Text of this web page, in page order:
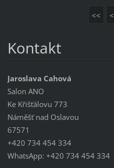
<< <
Kontakt
Jaroslava Cahová
Salon ANO
Ke Křišťálovu 773
Náměšť nad Oslavou
67571
+420 734 454 334
WhatsApp: +420 734 454 334